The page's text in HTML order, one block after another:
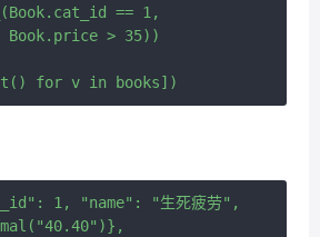
== 1,
Book.price > 35))
1, "name": "生死疲劳",